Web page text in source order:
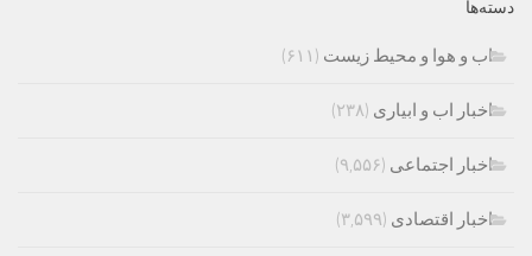
دسته‌ها
اب و هوا و محیط زیست (۶۱۱)
اخبار اب و ابیاری (۲۳۸)
اخبار اجتماعی (۹,۵۵۶)
اخبار اقتصادی (۳,۵۹۹)